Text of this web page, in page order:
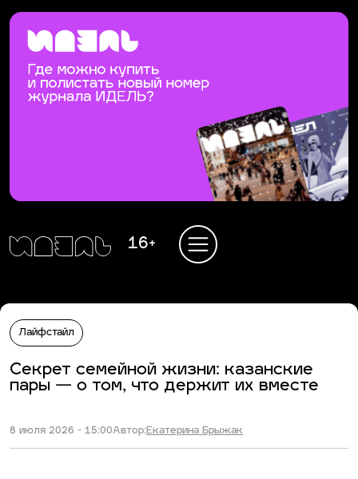
16+
Лайфстайл
Секрет семейной жизни: казанские
пары — о том, что держит их вместе
8 июля 2026 - 15:00Автор:Екатерина Брыжак